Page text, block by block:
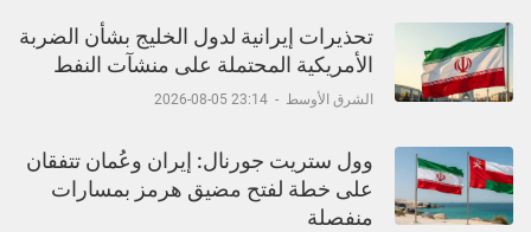
تحذيرات إيرانية لدول الخليج بشأن الضربة
الأمريكية المحتملة على منشآت النفط
الشرق الأوسط -
23:14 05-08-2026
وول ستريت جورنال: إيران وعُمان تتفقان
على خطة لفتح مضيق هرمز بمسارات
منفصلة